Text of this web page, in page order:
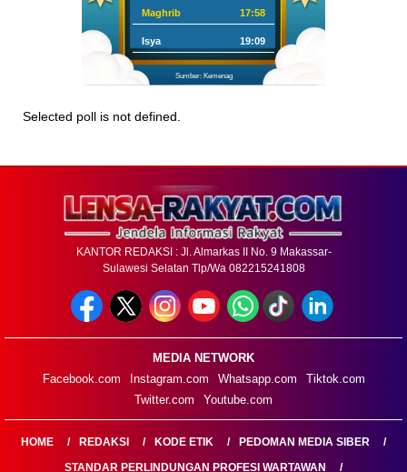
Maghrib 17:58
Isya 19:09
Sumber: Kemenag
Selected poll is not defined.
KANTOR REDAKSI : Jl. Almarkas II No. 9 Makassar-
Sulawesi Selatan Tlp/Wa 082215241808
MEDIA NETWORK
Facebook.com
Instagram.com Whatsapp.com
Tiktok.com
Twitter.com
Youtube.com
HOME REDAKSI KODE ETIK
PEDOMAN MEDIA SIBER
STANDAR PERLINDUNGAN PROFESI WARTAWAN